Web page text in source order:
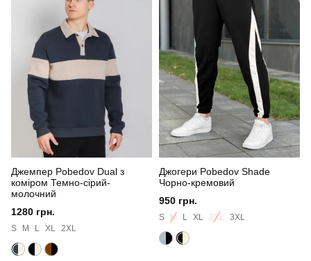
чоловічий
Стиль повсякденний
Сезон осінь
Колір чорний
Матеріал софтшел
Склад тканини куртка: 100% поліестер штани: 100% бавовна
Країна - виробник
Джемпер Pobedov Dual з
коміром Темно-сірий-
молочний
1280 грн.
S M L XL 2XL
Джогери Pobedov Shade
Чорно-кремовий
950 грн.
S M L XL 2XL 3XL